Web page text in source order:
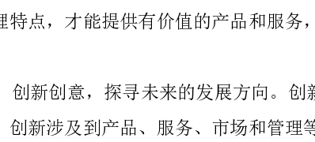
企业打造突破的成功之路。企业要能够加强品牌的管理，提高品牌的
能够运用创新创意，探寻未来的发展之路。在三季度，许多企业通过